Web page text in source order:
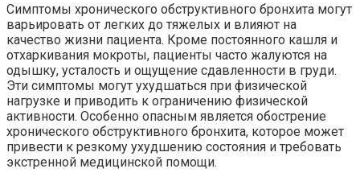
Симптомы хронического обструктивного бронхита могут
варьировать от легких до тяжелых и влияют на
качество жизни пациента. Кроме постоянного кашля и
отхаркивания мокроты, пациенты часто жалуются на
одышку, усталость и ощущение сдавленности в груди.
Эти симптомы могут ухудшаться при физической
нагрузке и приводить к ограничению физической
активности. Особенно опасным является обострение
хронического обструктивного бронхита, которое может
привести к резкому ухудшению состояния и требовать
экстренной медицинской помощи.